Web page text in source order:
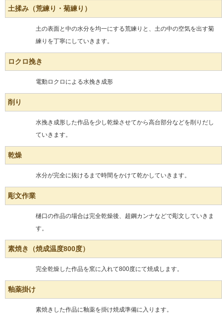
土揉み（荒練り・菊練り）
土の表面と中の水分を均一にする荒練りと、土の中の空気を出す菊
練りを丁寧にしていきます。
ロクロ挽き
電動ロクロによる水挽き成形
削り
水挽き成形した作品を少し乾燥させてから高台部分などを削りだし
ていきます。
乾燥
水分が完全に抜けるまで時間をかけて乾かしていきます。
彫文作業
樋口の作品の場合は完全乾燥後、超鋼カンナなどで彫文していきま
す。
素焼き（焼成温度800度）
完全乾燥した作品を窯に入れて800度にて焼成します。
釉薬掛け
素焼きした作品に釉薬を掛け焼成準備に入ります。